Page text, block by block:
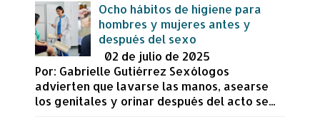
Ocho hábitos de higiene para
hombres y mujeres antes y
después del sexo
02 de julio de 2025
Por: Gabrielle Gutiérrez Sexólogos
advierten que lavarse las manos, asearse
los genitales y orinar después del acto se...